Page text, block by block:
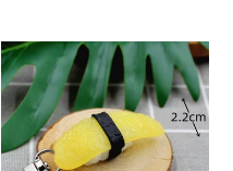
Porte-
clés
Sushi
au
Yellow